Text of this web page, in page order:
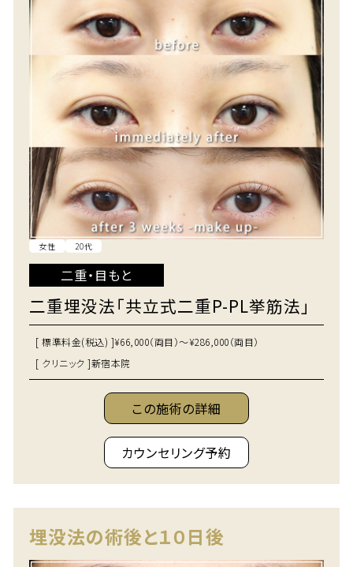
女性 20代
二重・目もと
二重埋没法「共立式二重P-PL挙筋法」
[ 標準料金(税込) ]¥66,000（両目）～¥286,000（両目）
[ クリニック ]新宿本院
この施術の詳細
カウンセリング予約
埋没法の術後と１０日後